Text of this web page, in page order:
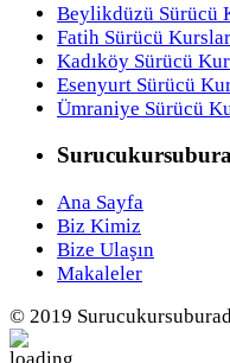
Beylikdüzü Sürücü
Fatih Sürücü
Kadıköy Sürücü
Esenyurt Sürücü
Ümraniye Sürücü
Ana Sayfa
Biz Kimiz
Bize Ulaşın
Makaleler
© 2019